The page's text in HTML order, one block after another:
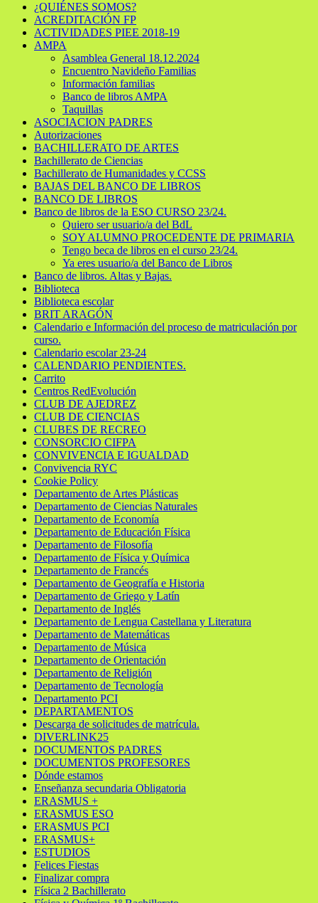
¿QUIÉNES SOMOS?
ACREDITACIÓN FP
ACTIVIDADES PIEE 2018-19
AMPA
Asamblea General 18.12.2024
Encuentro Navideño Familias
Información familias
Banco de libros AMPA
Taquillas
ASOCIACION PADRES
Autorizaciones
BACHILLERATO DE ARTES
Bachillerato de Ciencias
Bachillerato de Humanidades y CCSS
BAJAS DEL BANCO DE LIBROS
BANCO DE LIBROS
Banco de libros de la ESO CURSO 23/24.
Quiero ser usuario/a del BdL
SOY ALUMNO PROCEDENTE DE PRIMARIA
Tengo beca de libros en el curso 23/24.
Ya eres usuario/a del Banco de Libros
Banco de libros. Altas y Bajas.
Biblioteca
Biblioteca escolar
BRIT ARAGÓN
Calendario e Información del proceso de matriculación por
curso.
Calendario escolar 23-24
CALENDARIO PENDIENTES.
Carrito
Centros RedEvolución
CLUB DE AJEDREZ
CLUB DE CIENCIAS
CLUBES DE RECREO
CONSORCIO CIFPA
CONVIVENCIA E IGUALDAD
Convivencia RYC
Cookie Policy
Departamento de Artes Plásticas
Departamento de Ciencias Naturales
Departamento de Economía
Departamento de Educación Física
Departamento de Filosofía
Departamento de Física y Química
Departamento de Francés
Departamento de Geografía e Historia
Departamento de Griego y Latín
Departamento de Inglés
Departamento de Lengua Castellana y Literatura
Departamento de Matemáticas
Departamento de Música
Departamento de Orientación
Departamento de Religión
Departamento de Tecnología
Departamento PCI
DEPARTAMENTOS
Descarga de solicitudes de matrícula.
DIVERLINK25
DOCUMENTOS PADRES
DOCUMENTOS PROFESORES
Dónde estamos
Enseñanza secundaria Obligatoria
ERASMUS +
ERASMUS ESO
ERASMUS PCI
ERASMUS+
ESTUDIOS
Felices Fiestas
Finalizar compra
Física 2 Bachillerato